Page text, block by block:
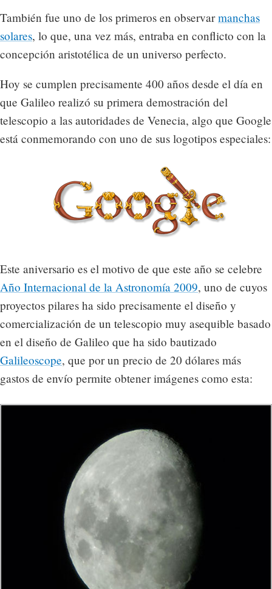
También fue uno de los primeros en observarmanchas
solares, lo que, una vez más, entraba en conflicto con la
concepción aristotélica de un universo perfecto.
Hoy se cumplen precisamente 400 años desde el día en
que Galileo realizó su primera demostración del
telescopio a las autoridades de Venecia, algo que Google
está conmemorando con uno de sus logotipos especiales:
Este aniversario es el motivo de que este año se celebre
Año Internacional de la Astronomía 2009, uno de cuyos
proyectos pilares ha sido precisamente el diseño y
comercialización de un telescopio muy asequible basado
en el diseño de Galileo que ha sido bautizado
Galileoscope, que por un precio de 20 dólares más
gastos de envío permite obtener imágenes como esta: